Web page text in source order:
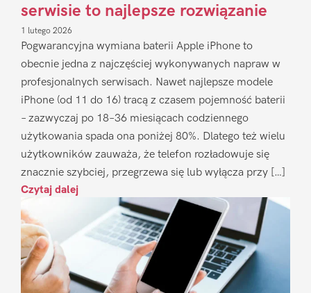
serwisie to najlepsze rozwiązanie
1 lutego 2026
Pogwarancyjna wymiana baterii Apple iPhone to
obecnie jedna z najczęściej wykonywanych napraw w
profesjonalnych serwisach. Nawet najlepsze modele
iPhone (od 11 do 16) tracą z czasem pojemność baterii
– zazwyczaj po 18–36 miesiącach codziennego
użytkowania spada ona poniżej 80%. Dlatego też wielu
użytkowników zauważa, że telefon rozładowuje się
znacznie szybciej, przegrzewa się lub wyłącza przy […]
Czytaj dalej